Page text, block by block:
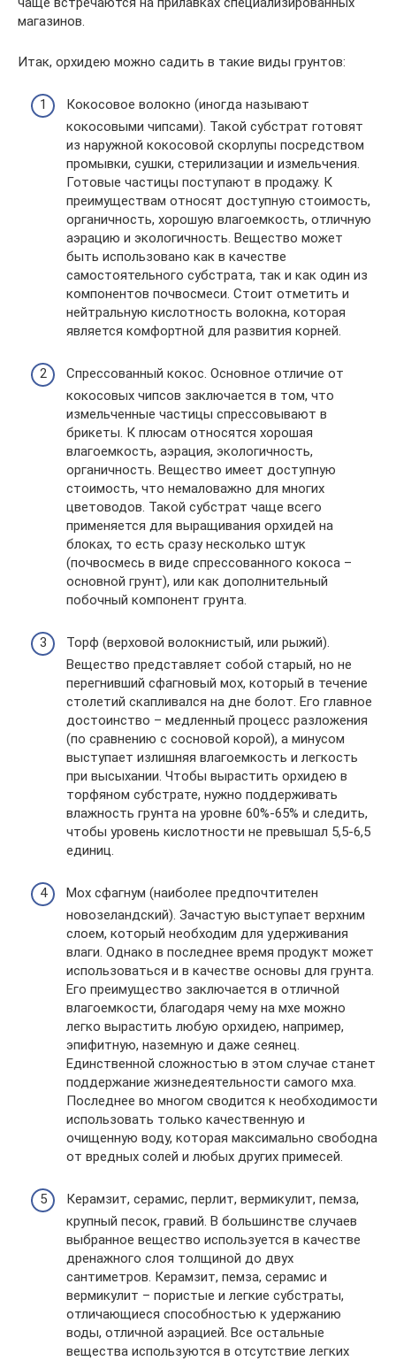
магазинов.
Итак, орхидею можно садить в такие виды грунтов:
Кокосовое волокно (иногда называют
кокосовыми чипсами). Такой субстрат готовят
из наружной кокосовой скорлупы посредством
промывки, сушки, стерилизации и измельчения.
Готовые частицы поступают в продажу. К
преимуществам относят доступную стоимость,
органичность, хорошую влагоемкость, отличную
аэрацию и экологичность. Вещество может
быть использовано как в качестве
самостоятельного субстрата, так и как один из
компонентов почвосмеси. Стоит отметить и
нейтральную кислотность волокна, которая
является комфортной для развития корней.
Спрессованный кокос. Основное отличие от
кокосовых чипсов заключается в том, что
измельченные частицы спрессовывают в
брикеты. К плюсам относятся хорошая
влагоемкость, аэрация, экологичность,
органичность. Вещество имеет доступную
стоимость, что немаловажно для многих
цветоводов. Такой субстрат чаще всего
применяется для выращивания орхидей на
блоках, то есть сразу несколько штук
(почвосмесь в виде спрессованного кокоса –
основной грунт), или как дополнительный
побочный компонент грунта.
Торф (верховой волокнистый, или рыжий).
Вещество представляет собой старый, но не
перегнивший сфагновый мох, который в течение
столетий скапливался на дне болот. Его главное
достоинство – медленный процесс разложения
(по сравнению с сосновой корой), а минусом
выступает излишняя влагоемкость и легкость
при высыхании. Чтобы вырастить орхидею в
торфяном субстрате, нужно поддерживать
влажность грунта на уровне 60%-65% и следить,
чтобы уровень кислотности не превышал 5,5-6,5
единиц.
Мох сфагнум (наиболее предпочтителен
новозеландский). Зачастую выступает верхним
слоем, который необходим для удерживания
влаги. Однако в последнее время продукт может
использоваться и в качестве основы для грунта.
Его преимущество заключается в отличной
влагоемкости, благодаря чему на мхе можно
легко вырастить любую орхидею, например,
эпифитную, наземную и даже сеянец.
Единственной сложностью в этом случае станет
поддержание жизнедеятельности самого мха.
Последнее во многом сводится к необходимости
использовать только качественную и
очищенную воду, которая максимально свободна
от вредных солей и любых других примесей.
Керамзит, серамис, перлит, вермикулит, пемза,
крупный песок, гравий. В большинстве случаев
выбранное вещество используется в качестве
дренажного слоя толщиной до двух
сантиметров. Керамзит, пемза, серамис и
вермикулит – пористые и легкие субстраты,
отличающиеся способностью к удержанию
воды, отличной аэрацией. Все остальные
вещества используются в отсутствие легких